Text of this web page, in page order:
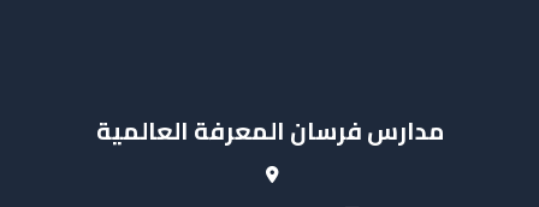
مدارس فرسان المعرفة العالمية